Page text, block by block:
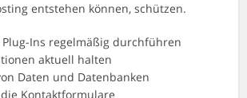
entstehen können, schützen.
Plug-Ins regelmäßig durchführen
aktuell halten
Daten und Datenbanken
Kontaktformulare